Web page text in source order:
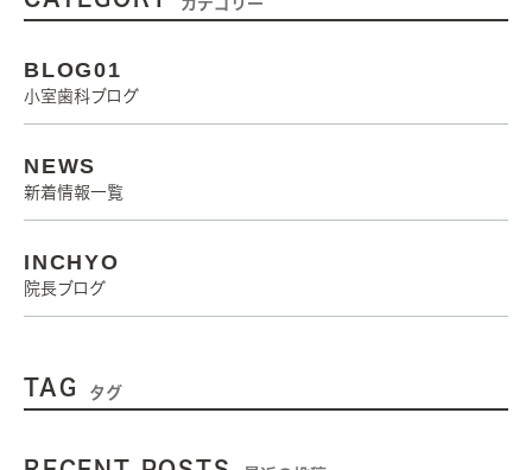
カテゴリー
BLOG01
小室歯科ブログ
NEWS
新着情報一覧
INCHYO
院長ブログ
TAG タグ